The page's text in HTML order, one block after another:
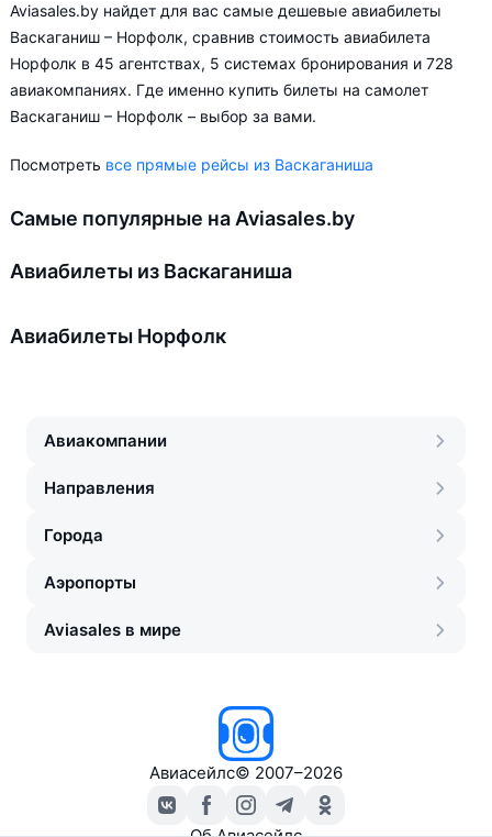
Aviasales.by найдет для вас самые дешевые авиабилеты
Васкаганиш – Норфолк, сравнив стоимость авиабилета
Норфолк в 45 агентствах, 5 системах бронирования и 728
авиакомпаниях. Где именно купить билеты на самолет
Васкаганиш – Норфолк – выбор за вами.
Посмотреть все прямые рейсы из Васкаганиша
Самые популярные на Aviasales.by
Авиабилеты из Васкаганиша
Авиабилеты Норфолк
Авиакомпании
Направления
Города
Аэропорты
Aviasales в мире
Авиасейлс© 2007–2026